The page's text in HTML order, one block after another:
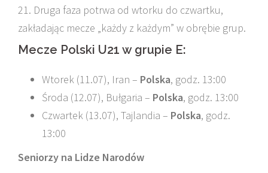
21. Druga faza potrwa od wtorku do czwartku,
zakładając mecze „każdy z każdym” w obrębie grup.
Mecze Polski U21 w grupie E:
Wtorek (11.07), Iran – Polska, godz. 13:00
Środa (12.07), Bułgaria – Polska, godz. 13:00
Czwartek (13.07), Tajlandia – Polska, godz.
13:00
Seniorzy na Lidze Narodów